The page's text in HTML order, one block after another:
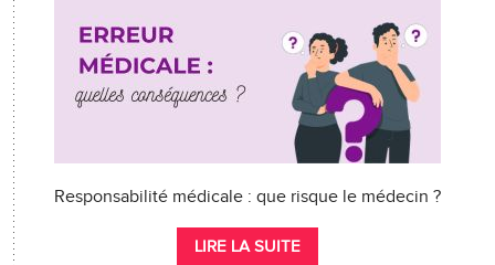
Responsabilité médicale : que risque le médecin ?
LIRE LA SUITE